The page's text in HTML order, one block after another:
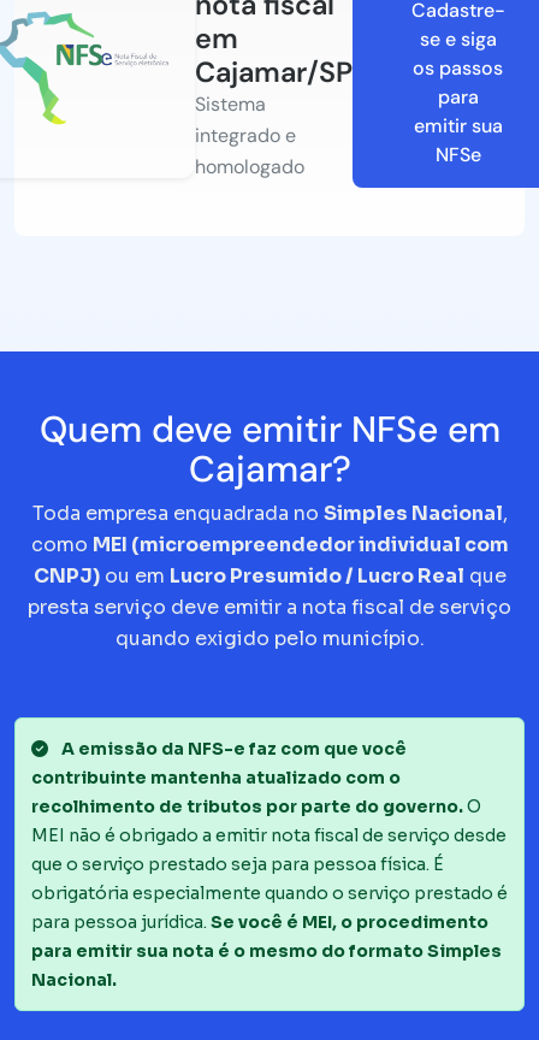
em
Cajamar/SP
Sistema
integrado e
homologado
Cadastre-
se e siga
os passos
para
emitir sua
NFSe
Quem deve emitir NFSe em
Cajamar?
Toda empresa enquadrada no Simples Nacional,
como MEI (microempreendedor individual com
CNPJ)ou em Lucro Presumido / Lucro Real que
presta serviço deve emitir a nota fiscal de serviço
quando exigido pelo município.
A emissão da NFS-e faz com que você
contribuinte mantenha atualizado com o
recolhimento de tributos por parte do governo.O
MEI não é obrigado a emitir nota fiscal de serviço desde
que o serviço prestado seja para pessoa física. É
obrigatória especialmente quando o serviço prestado é
para pessoa jurídica. Se você é MEI, o procedimento
para emitir sua nota é o mesmo do formato Simples
Nacional.